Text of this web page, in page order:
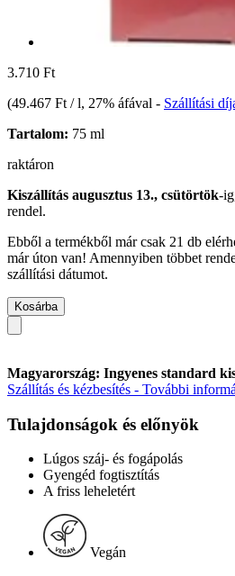
3.710 Ft
(49.467 Ft / l, 27% áfával - Szállítási
Tartalom: 75 ml
raktáron
Kiszállítás augusztus 13., csütörtök-
rendel.
Ebből a termékből már csak 21 db
már úton van! Amennyiben többet
szállítási dátumot.
Kosárba
Magyarország: Ingyenes standard
Szállítás és kézbesítés - További
Tulajdonságok és előnyök
Lúgos száj- és fogápolás
Gyengéd fogtisztítás
A friss leheletért
Vegán